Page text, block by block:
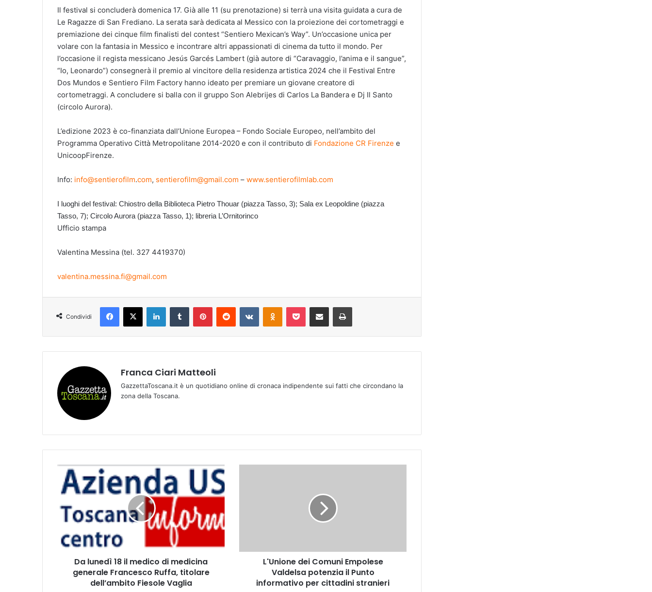
Il festival si concluderà domenica 17. Già alle 11 (su prenotazione) si terrà una visita guidata a cura de
Le Ragazze di San Frediano. La serata sarà dedicata al Messico con la proiezione dei cortometraggi e
premiazione dei cinque film finalisti del contest “Sentiero Mexican’s Way”. Un’occasione unica per
volare con la fantasia in Messico e incontrare altri appassionati di cinema da tutto il mondo. Per
l’occasione il regista messicano Jesús Garcés Lambert (già autore di “Caravaggio, l’anima e il sangue”,
“Io, Leonardo”) consegnerà il premio al vincitore della residenza artistica 2024 che il Festival Entre
Dos Mundos e Sentiero Film Factory hanno ideato per premiare un giovane creatore di
cortometraggi. A concludere si balla con il gruppo Son Alebrijes di Carlos La Bandera e Dj Il Santo
(circolo Aurora).
L’edizione 2023 è co-finanziata dall’Unione Europea – Fondo Sociale Europeo, nell’ambito del
Programma Operativo Città Metropolitane 2014-2020 e con il contributo di Fondazione CR Firenze e
UnicoopFirenze.
Info: info@sentierofilm.com, sentierofilm@gmail.com – www.sentierofilmlab.com
I luoghi del festival: Chiostro della Biblioteca Pietro Thouar (piazza Tasso, 3); Sala ex Leopoldine (piazza
Tasso, 7); Circolo Aurora (piazza Tasso, 1); libreria L’Ornitorinco
Ufficio stampa
Valentina Messina (tel. 327 4419370)
valentina.messina.fi@gmail.com
Condividi
Franca Ciari Matteoli
GazzettaToscana.it è un quotidiano online di cronaca indipendente sui fatti che circondano la
zona della Toscana.
n
Da lunedì 18 il medico di medicina
generale Francesco Ruffa, titolare
dell’ambito Fiesole Vaglia
d
L'Unione dei Comuni Empolese
Valdelsa potenzia il Punto
informativo per cittadini stranieri